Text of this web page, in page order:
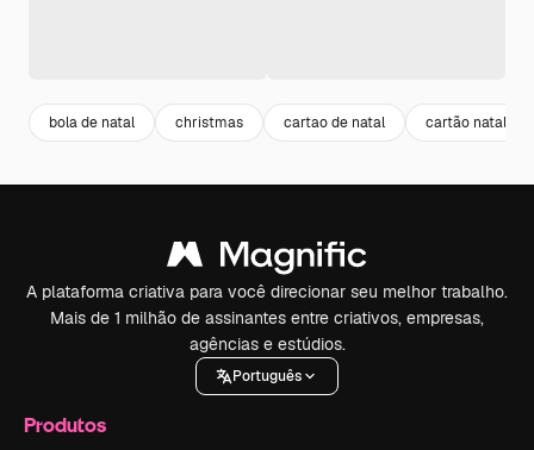
bola de natal christmas cartao de natal cartão natal
A plataforma criativa para você direcionar seu melhor trabalho.
Mais de 1 milhão de assinantes entre criativos, empresas,
agências e estúdios.
Português
Produtos